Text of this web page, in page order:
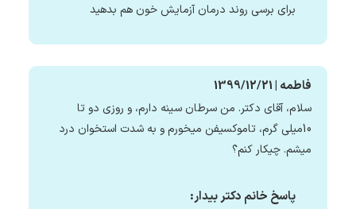
برای برسی روند درمان آزمایش خون هم بدهید
فاطمه | 1399/12/21
سلام، آقای دکتر. من سرطان سینه دارم، و روزی دو تا
10میلی گرم، تاموکسیفن میخورم و به شدت استخوان درد
میشم. چیکار کنم؟
پاسخ خانم دکتر بیدار: